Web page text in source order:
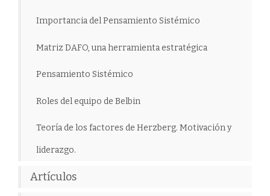
Importancia del Pensamiento Sistémico
Matriz DAFO, una herramienta estratégica
Pensamiento Sistémico
Roles del equipo de Belbin
Teoría de los factores de Herzberg. Motivación y
liderazgo.
Artículos